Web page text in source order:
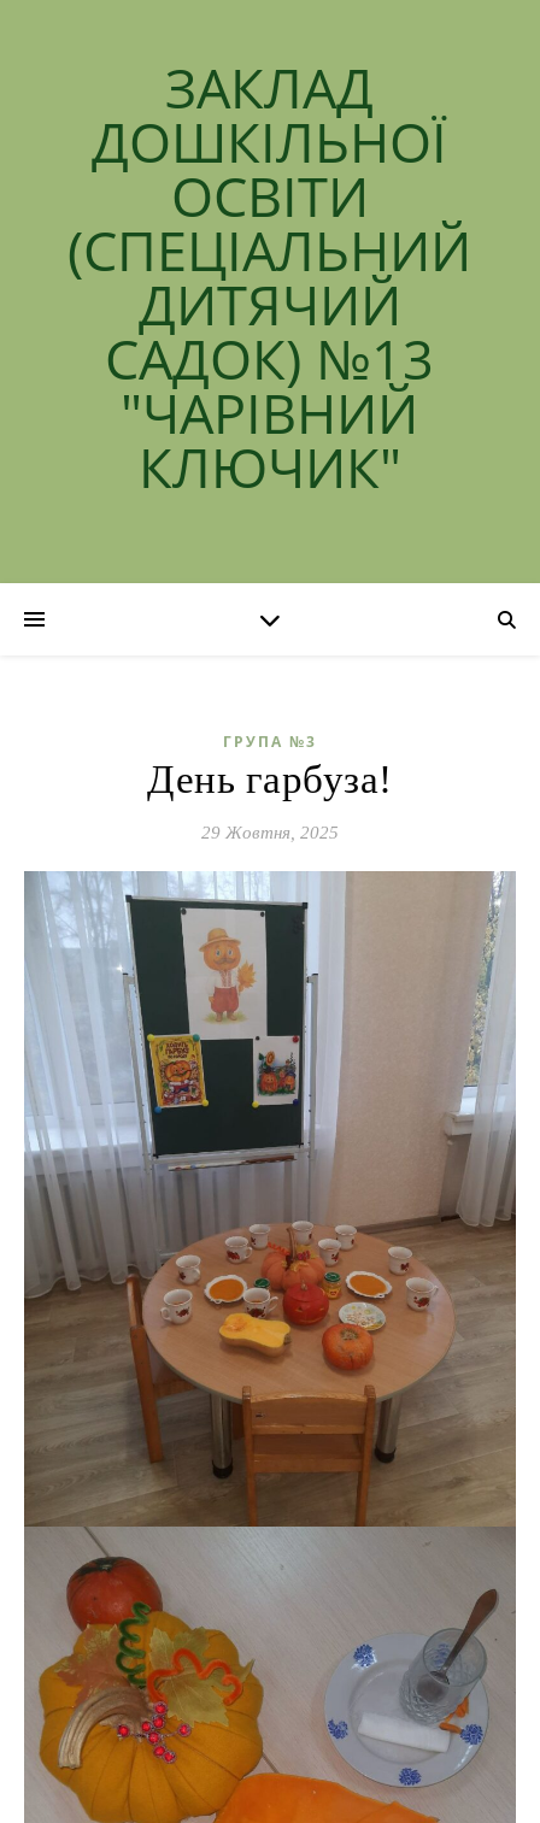
ЗАКЛАД
ДОШКІЛЬНОЇ
ОСВІТИ
(СПЕЦІАЛЬНИЙ
ДИТЯЧИЙ
САДОК) №13
"ЧАРІВНИЙ
КЛЮЧИК"
ГРУПА №3
День гарбуза!
29 Жовтня, 2025